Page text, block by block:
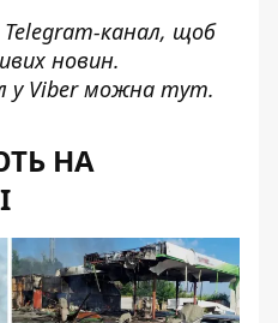
Telegram-канал, щоб
новин.
у Viber можна тут.
НА